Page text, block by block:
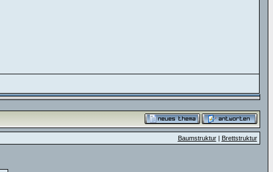
Baumstruktur| Brettstruktur